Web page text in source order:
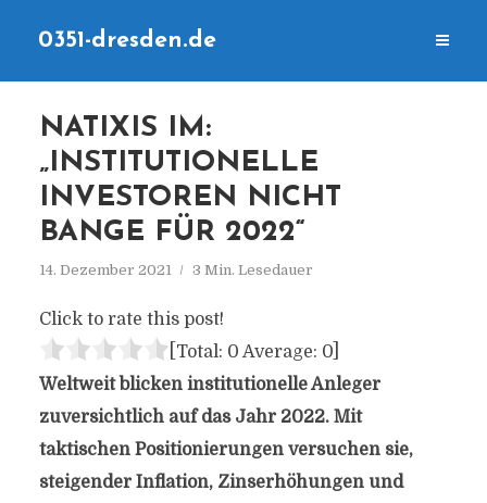
0351-dresden.de
NATIXIS IM:
„INSTITUTIONELLE
INVESTOREN NICHT
BANGE FÜR 2022“
14. Dezember 2021 3 Min. Lesedauer
Click to rate this post!
[Total: 0 Average: 0]
Weltweit blicken institutionelle Anleger
zuversichtlich auf das Jahr 2022. Mit
taktischen Positionierungen versuchen sie,
steigender Inflation, Zinserhöhungen und